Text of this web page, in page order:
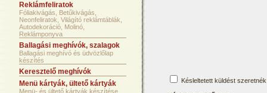
Reklámfeliratok
Fóliakivágás, Betűkivágás,
Neonfeliratok, Világító reklámtáblák,
Autodekoráció, Molinó,
Reklámponyva
Ballagási meghívók, szalagok
Ballagási meghívó és üdvözlőlap
készítés
Keresztelő meghívók
Menü kártyák, ültető kártyák
Menü- és ültető kártyák készítése
Késleltetett küldést szeretnék